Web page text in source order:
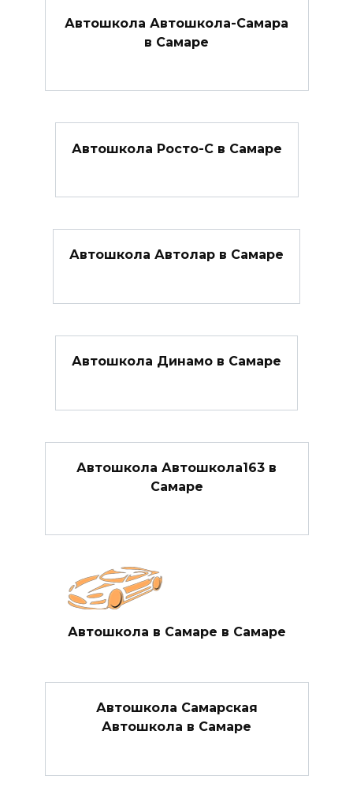
Автошкола Автошкола-Самара
в Самаре
Автошкола Росто-С в Самаре
Автошкола Автолар в Самаре
Автошкола Динамо в Самаре
Автошкола Автошкола163 в
Самаре
Автошкола в Самаре в Самаре
Автошкола Самарская
Автошкола в Самаре